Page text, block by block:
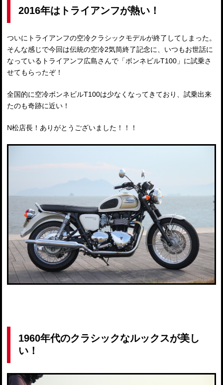
2016年はトライアンフが熱い！
ついにトライアンフの空冷クラシックモデルが終了してしまった。
そんな感じで今回は伝統の空冷2気筒終了記念に、いつもお世話に
なっているトライアンフ広島さんで「ボンネビルT100」に試乗さ
せてもらったぞ！
全国的に空冷ボンネビルT100は少なくなってきており、試乗出来
たのも奇跡に近い！
N松店長！ありがとうございました！！！
1960年代のクラシックなルックスが美し
い！